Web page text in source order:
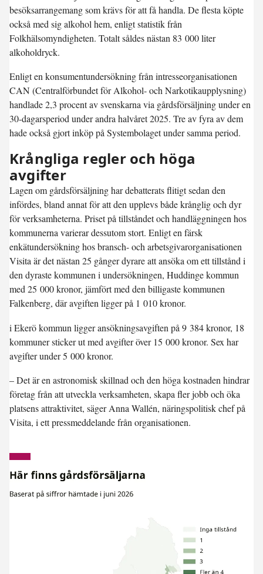
besöksarrangemang som krävs för att få handla. De flesta köpte
också med sig alkohol hem, enligt statistik från
Folkhälsomyndigheten. Totalt såldes nästan 83 000 liter
alkoholdryck.
Enligt en konsumentundersökning från intresseorganisationen
CAN (Centralförbundet för Alkohol- och Narkotikaupplysning)
handlade 2,3 procent av svenskarna via gårdsförsäljning under en
30-dagarsperiod under andra halvåret 2025. Tre av fyra av dem
hade också gjort inköp på Systembolaget under samma period.
Krångliga regler och höga
avgifter
Lagen om gårdsförsäljning har debatterats flitigt sedan den
infördes, bland annat för att den upplevs både krånglig och dyr
för verksamheterna. Priset på tillståndet och handläggningen hos
kommunerna varierar dessutom stort. Enligt en färsk
enkätundersökning hos bransch- och arbetsgivarorganisationen
Visita är det nästan 25 gånger dyrare att ansöka om ett tillstånd i
den dyraste kommunen i undersökningen, Huddinge kommun
med 25 000 kronor, jämfört med den billigaste kommunen
Falkenberg, där avgiften ligger på 1 010 kronor.
i Ekerö kommun ligger ansökningsavgiften på 9 384 kronor, 18
kommuner sticker ut med avgifter över 15 000 kronor. Sex har
avgifter under 5 000 kronor.
– Det är en astronomisk skillnad och den höga kostnaden hindrar
företag från att utveckla verksamheten, skapa fler jobb och öka
platsens attraktivitet, säger Anna Wallén, näringspolitisk chef på
Visita, i ett pressmeddelande från organisationen.